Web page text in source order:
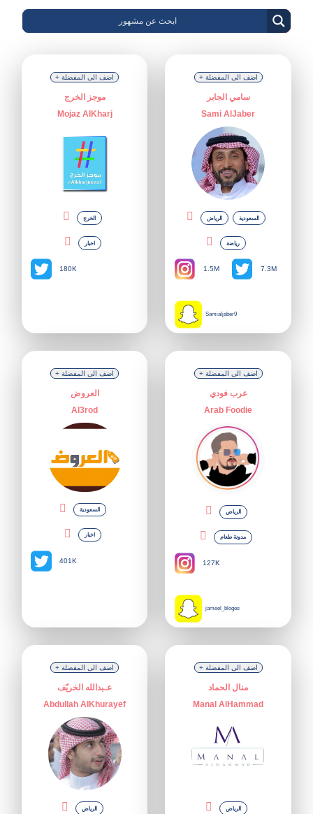
+ اضف الى المفضلة
موجز الخرج
Mojaz AlKharj
الخرج
اخبار
180K
+ اضف الى المفضلة
سامي الجابر
Sami AlJaber
الرياض السعودية
رياضة
1.5M 7.3M
Samialjaber9
+ اضف الى المفضلة
العروض
Al3rod
السعودية
اخبار
401K
+ اضف الى المفضلة
عرب فودي
Arab Foodie
الرياض
مدونة طعام
127K
jameel_bloges
+ اضف الى المفضلة
عـبدالله الخريّف
Abdullah AlKhurayef
الرياض
+ اضف الى المفضلة
منال الحماد
Manal AlHammad
الرياض